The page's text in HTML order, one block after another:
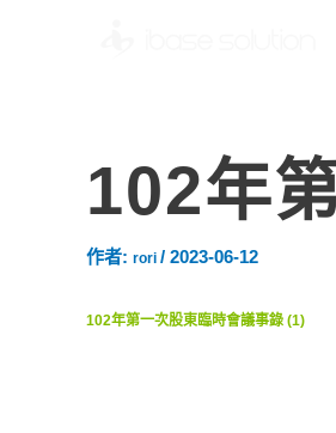
102年
作者: rori / 2023-06-12
102年第一次股東臨時會議事錄 (1)